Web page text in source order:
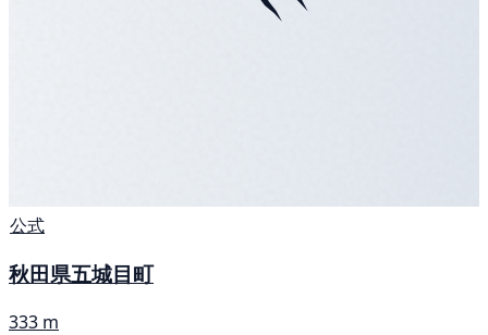
公式
秋田県五城目町
333 m